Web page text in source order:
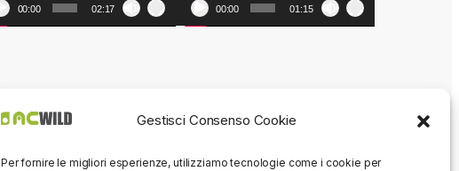
Gestisci Consenso Cookie
Per fornire le migliori esperienze, utilizziamo tecnologie come i cookie per
00:00 02:17 00:00 01:15